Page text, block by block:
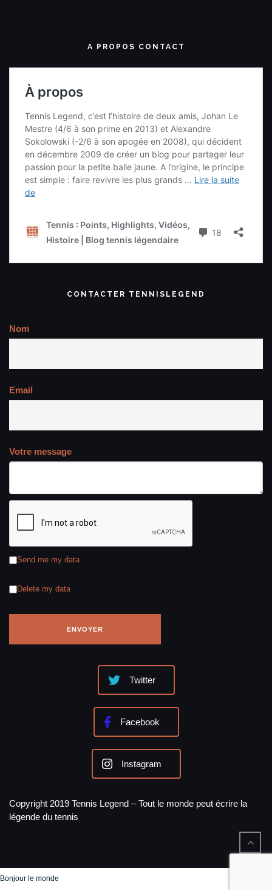
A PROPOS CONTACT
CONTACTER TENNISLEGEND
Nom
Email
Votre message
Send me my data
Delete my data
Twitter
Facebook
Instagram
Copyright 2019 Tennis Legend – Tout le monde peut écrire la
légende du tennis
Bonjour le monde